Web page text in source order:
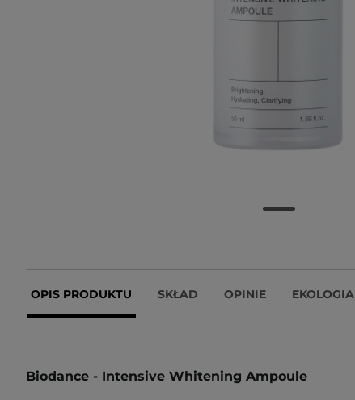
OPIS PRODUKTU SKŁAD OPINIE EKOLOGIA
Biodance - Intensive Whitening Ampoule